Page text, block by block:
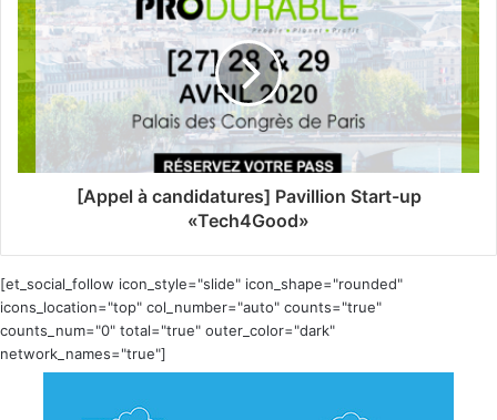
[Appel à candidatures] Pavillion Start-up
«Tech4Good»
[et_social_follow icon_style="slide" icon_shape="rounded"
icons_location="top" col_number="auto" counts="true"
counts_num="0" total="true" outer_color="dark"
network_names="true"]